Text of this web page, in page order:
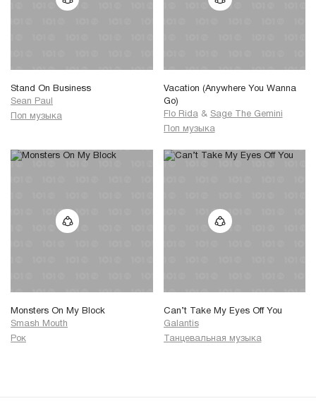
Stand On Business
Sean Paul
Поп музыка
Vacation (Anywhere You Wanna
Go)
Flo Rida & Sage The Gemini
Поп музыка
Monsters On My Block
Smash Mouth
Рок
Can’t Take My Eyes Off You
Galantis
Танцевальная музыка